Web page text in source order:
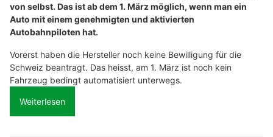
von selbst. Das ist ab dem 1. März möglich, wenn man ein
Auto mit einem genehmigten und aktivierten
Autobahnpiloten hat.
Vorerst haben die Hersteller noch keine Bewilligung für die
Schweiz beantragt. Das heisst, am 1. März ist noch kein
Fahrzeug bedingt automatisiert unterwegs.
Weiterlesen